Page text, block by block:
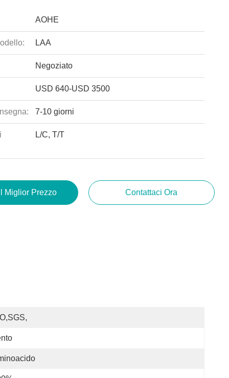
AOHE
LAA
Negoziato
USD 640-USD 3500
7-10 giorni
L/C, T/T
Miglior Prezzo Contattaci Ora